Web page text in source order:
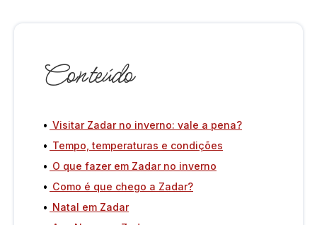
Conteúdo
Visitar Zadar no inverno: vale a pena?
Tempo, temperaturas e condições
O que fazer em Zadar no inverno
Como é que chego a Zadar?
Natal em Zadar